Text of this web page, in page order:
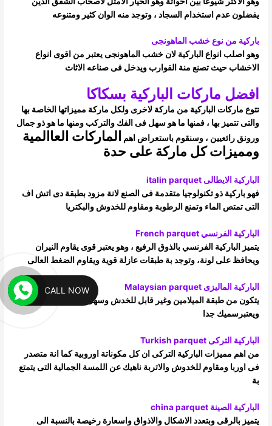
يفضلون عدم استخدام السجاد ، وتوجد منه الوان كثير ومتنوعه
باركية من نوع خشب الماهونجى
وهو اصلب انواع الباركية لان خشب الماهونجى يعتبر من اقوى انواع
الاخشاب حيث تصنع منة القوارب ويدخل فى صناعه الاثاث
افضل ماركات الباركية بسكاكا
تتوع ماركات الباركية من ماركة لاخرى ولكل ماركة مميزاتها الخاصة بها
والتى تتميز بها ، فمنها ما هو سهل فى الفك والتركب ومنها ما هو ذو جمال
ورونق رائعيين ، وسنقوم باستعراض اهم
الماركات العاالمية
ومميزات كل ماركة على حدة
الباركية الايطالى italin parquet
فهو باركية ذو تكنولوجيا متقدمة فى الصنع لانة مزود بطبقة دى اتش اف
التى تمتص الماء وتمنع الرطوبة ومقاوم للخدوش والبكتريا
الباركية الفرنسي French parquet
يتميز الباركية الفرنسي بالذوق الرفيع ، وهو يعتبر قوى يقاوم النيران
ويحافظ على لونة، وتوجد بة طبقات عازلة قوية ويقاوم الضغط العالى
الباركية الماليزى Malaysian parquet
يتكون من طبقة الميلامين وغير قابل للخدش وسهل التنظيف،
ويعتبرسميك جدا
الباركية التركى Turkish parquet
من اهم مميزات الباركية التركى ان كل مكوناتة اوروبية كما انة متصدر
فى اوربا ومقاوم للخدوش والاتربة ناهيك عن اللمسة الجمالية التى يتمتع
بة
الباركية الصينة china parquet
يتميز بالرقى وبتعدد الاشكال والاذواق واسعارة رخيصة بالنسبة الى
CALL NOW